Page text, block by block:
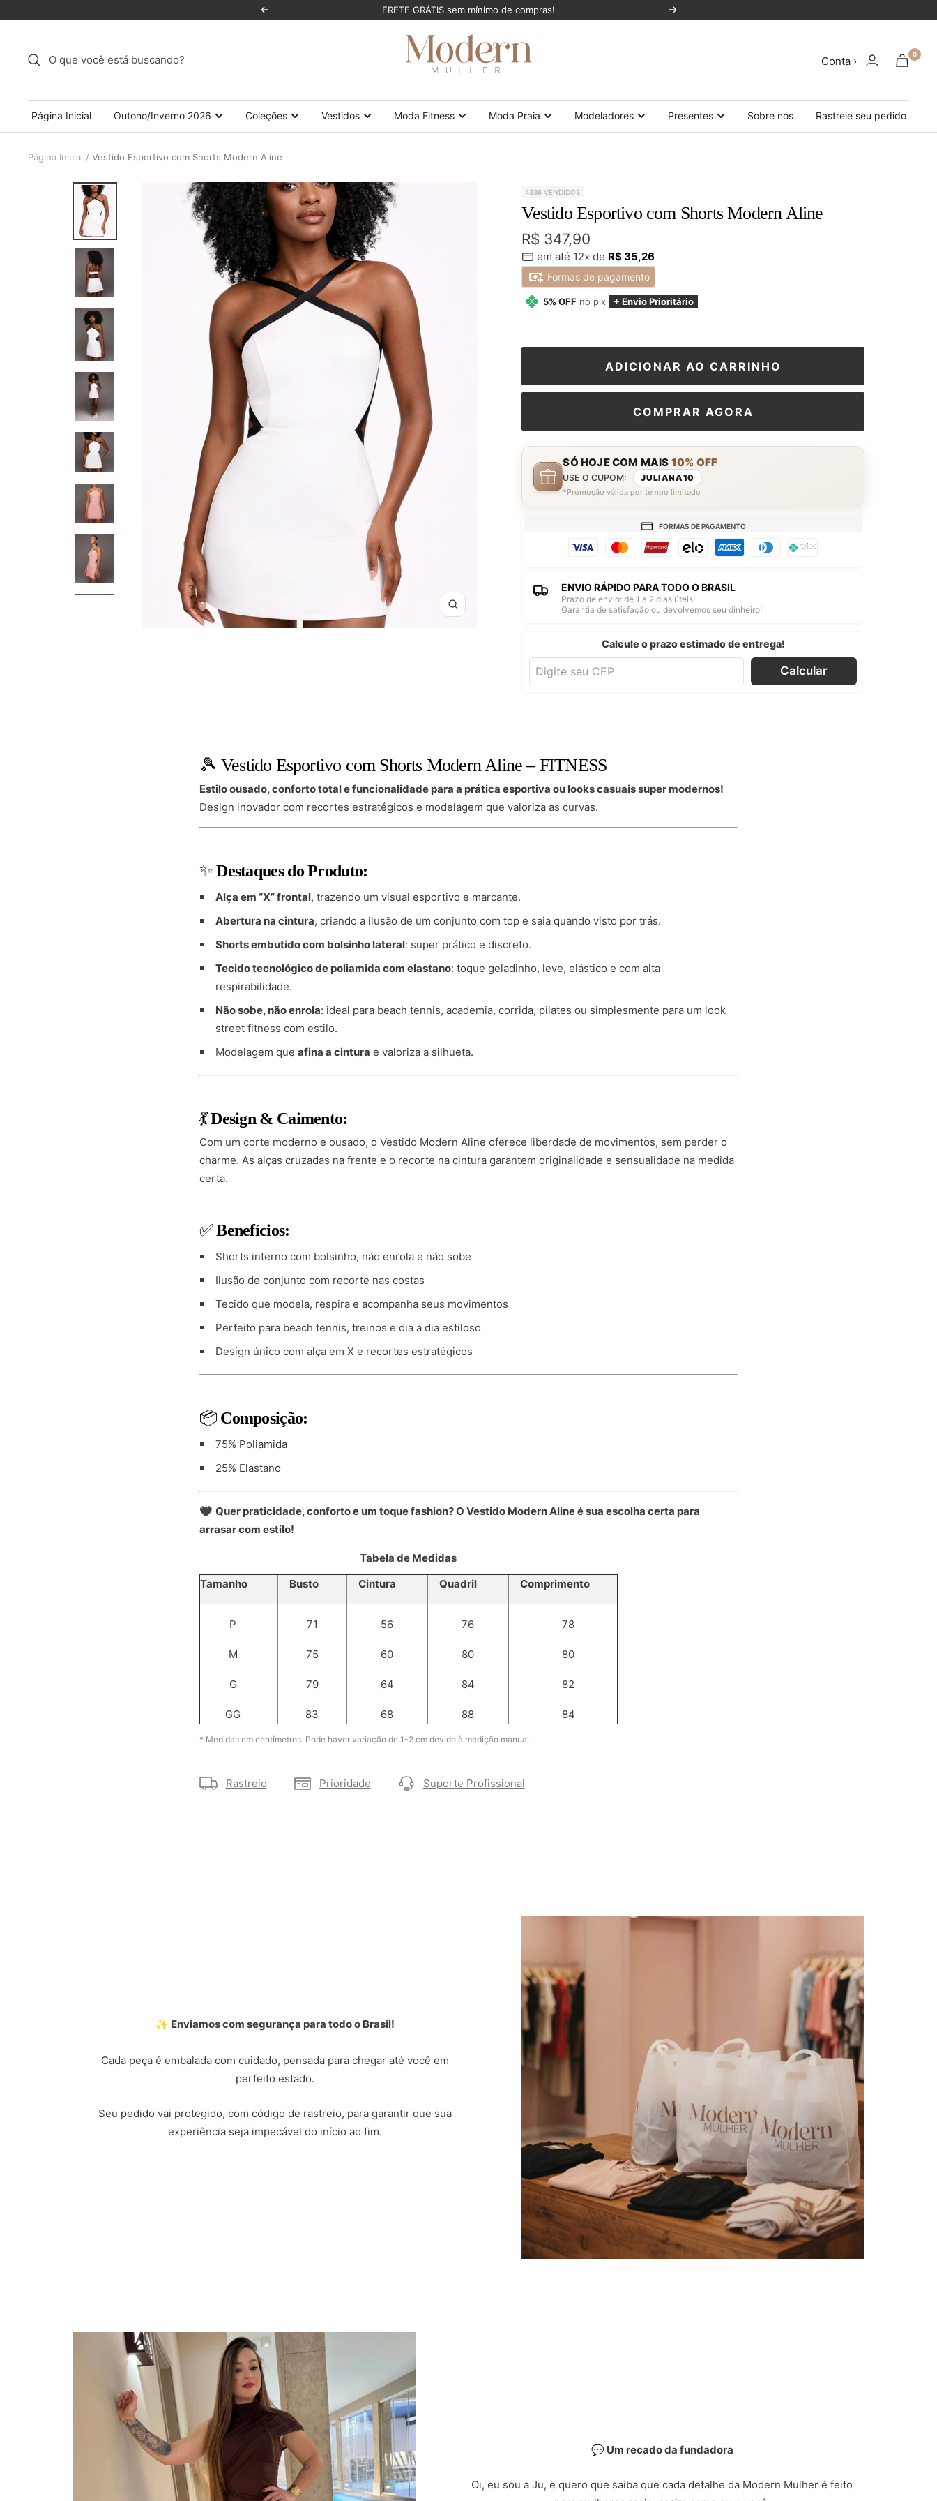
□
conteúdo
Anterior FRETE GRÁTIS sem mínimo de compras! Próxima
ModernMulher
Conta ›
0
Página Inicial Outono/Inverno 2026 Coleções Vestidos Moda Fitness Moda Praia Modeladores Presentes Sobre nós Rastreie seu pedido
Página Inicial Vestido Esportivo com Shorts Modern Aline
Zoom
4336 VENDIDOS
Vestido Esportivo com Shorts Modern Aline
Preço
promocional
R$ 347,90
em até 12x de R$ 35,26
Formas de pagamento
5% OFF no pix + Envio Prioritário
ADICIONAR AO CARRINHO
COMPRAR AGORA
SÓ HOJE COM MAIS 10% OFF
USE O CUPOM: JULIANA10
*Promoção válida por tempo limitado
FORMAS DE PAGAMENTO
ENVIO RÁPIDO PARA TODO O BRASIL
Prazo de envio: de 1 a 2 dias úteis!
Garantia de satisfação ou devolvemos seu dinheiro!
Calcule o prazo estimado de entrega!
Calcular
🎾 Vestido Esportivo com Shorts Modern Aline – FITNESS
Estilo ousado, conforto total e funcionalidade para a prática esportiva ou looks casuais super modernos!
Design inovador com recortes estratégicos e modelagem que valoriza as curvas.
✨Destaques do Produto:
Alça em “X” frontal, trazendo um visual esportivo e marcante.
Abertura na cintura, criando a ilusão de um conjunto com top e saia quando visto por trás.
Shorts embutido com bolsinho lateral: super prático e discreto.
Tecido tecnológico de poliamida com elastano: toque geladinho, leve, elástico e com alta
respirabilidade.
Não sobe, não enrola: ideal para beach tennis, academia, corrida, pilates ou simplesmente para um look
street fitness com estilo.
Modelagem queafina a cintura e valoriza a silhueta.
💃Design & Caimento:
Com um corte moderno e ousado, o Vestido Modern Aline oferece liberdade de movimentos, sem perder o
charme. As alças cruzadas na frente e o recorte na cintura garantem originalidade e sensualidade na medida
certa.
✅Benefícios:
Shorts interno com bolsinho, não enrola e não sobe
Ilusão de conjunto com recorte nas costas
Tecido que modela, respira e acompanha seus movimentos
Perfeito para beach tennis, treinos e dia a dia estiloso
Design único com alça em X e recortes estratégicos
📦 Composição:
75% Poliamida
25% Elastano
🖤 Quer praticidade, conforto e um toque fashion? O Vestido Modern Aline é sua escolha certa para
arrasar com estilo!
Tabela de Medidas
Tamanho
Busto Cintura Quadril Comprimento
P 71 56 76 78
M 75 60 80 80
G 79 64 84 82
GG 83 68 88 84
* Medidas em centímetros. Pode haver variação de 1-2 cm devido à medição manual.
Rastreio Prioridade Suporte Profissional
✨ Enviamos com segurança para todo o Brasil!
Cada peça é embalada com cuidado, pensada para chegar até você em
perfeito estado.
Seu pedido vai protegido, com código de rastreio, para garantir que sua
experiência seja impecável do início ao fim.
💬 Um recado da fundadora
Oi, eu sou a Ju, e quero que saiba que cada detalhe da Modern Mulher é feito